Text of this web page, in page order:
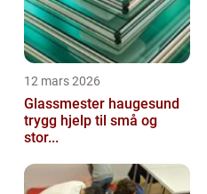
12 mars 2026
Glassmester haugesund
trygg hjelp til små og
stor...